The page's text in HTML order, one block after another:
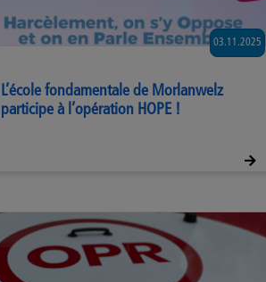
L’école fondamentale de Morlanwelz
participe à l’opération HOPE !
03.11.2025